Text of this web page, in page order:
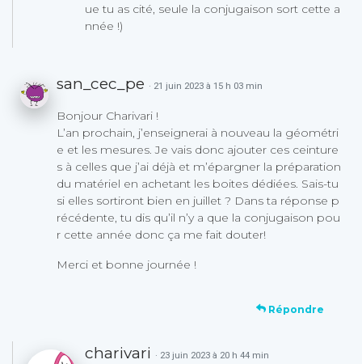
ue tu as cité, seule la conjugaison sort cette a
nnée !)
san_cec_pe · 21 juin 2023 à 15 h 03 min
Bonjour Charivari !
L’an prochain, j’enseignerai à nouveau la géométri
e et les mesures. Je vais donc ajouter ces ceinture
s à celles que j’ai déjà et m’épargner la préparation
du matériel en achetant les boites dédiées. Sais-tu
si elles sortiront bien en juillet ? Dans ta réponse p
récédente, tu dis qu’il n’y a que la conjugaison pou
r cette année donc ça me fait douter!
Merci et bonne journée !
Répondre
charivari · 23 juin 2023 à 20 h 44 min